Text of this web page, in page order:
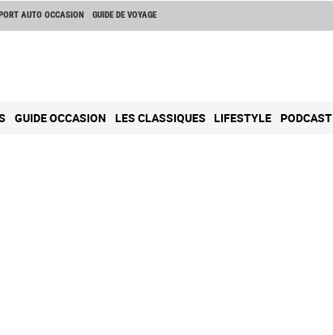
AUTO OCCASION GUIDE DE VOYAGE
GUIDE OCCASION LES CLASSIQUES LIFESTYLE PODCAST